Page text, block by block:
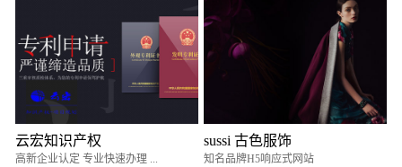
云宏知识产权
高新企业认定 专业快速办理 ...
sussi 古色服饰
知名品牌H5响应式网站